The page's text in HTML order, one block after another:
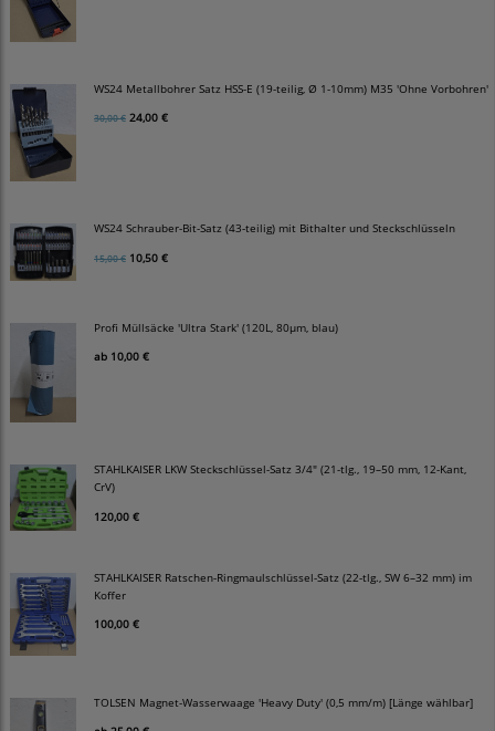
WS24 Metallbohrer Satz HSS-E (19-teilig, Ø 1-10mm) M35 'Ohne Vorbohren'
30,00 € 24,00 €
WS24 Schrauber-Bit-Satz (43-teilig) mit Bithalter und Steckschlüsseln
15,00 € 10,50 €
Profi Müllsäcke 'Ultra Stark' (120L, 80µm, blau)
ab 10,00 €
STAHLKAISER LKW Steckschlüssel-Satz 3/4" (21-tlg., 19–50 mm, 12-Kant,
CrV)
120,00 €
STAHLKAISER Ratschen-Ringmaulschlüssel-Satz (22-tlg., SW 6–32 mm) im
Koffer
100,00 €
TOLSEN Magnet-Wasserwaage 'Heavy Duty' (0,5 mm/m) [Länge wählbar]